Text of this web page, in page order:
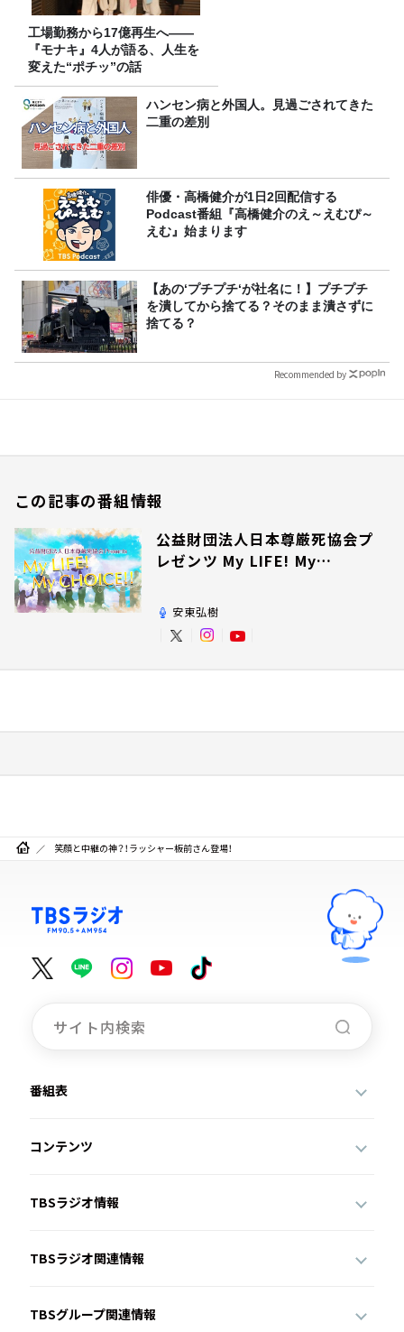
工場勤務から17億再生へ——
『モナキ』4人が語る、人生を
変えた“ポチッ”の話
ハンセン病と外国人。見過ごされてきた
二重の差別
俳優・高橋健介が1日2回配信する
Podcast番組『高橋健介のえ～えむぴ～
えむ』始まります
【あの‘プチプチ‘が社名に！】プチプチ
を潰してから捨てる？そのまま潰さずに
捨てる？
Recommended by
この記事の番組情報
公益財団法人日本尊厳死協会プ
レゼンツ My LIFE! My
安東弘樹
笑顔と中継の神？！ラッシャー板前さん登場！
番組表
コンテンツ
TBSラジオ情報
TBSラジオ関連情報
TBSグループ関連情報